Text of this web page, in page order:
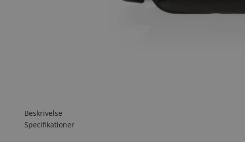
Beskrivelse
Specifikationer